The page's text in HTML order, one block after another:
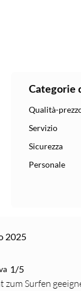
Categorie
Qualità-
Servizio
Sicurezza
Personale
2025
1/5
Surfen